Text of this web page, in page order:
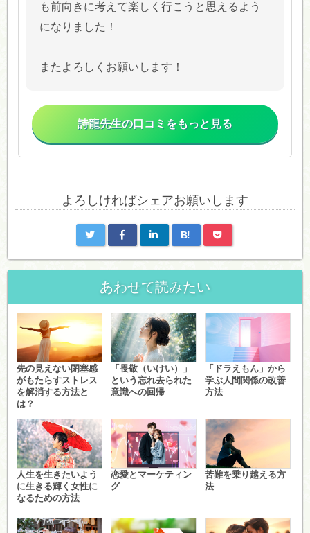
も前向きに考えて楽しく行こうと思えるよう
になりました！
またよろしくお願いします！
詩龍先生の口コミをもっと見る
よろしければシェアお願いします
B!
あわせて読みたい
先の見えない閉塞感
がもたらすストレス
を解消する方法と
は？
「畏敬（いけい）」
という忘れ去られた
意識への回帰
「ドラえもん」から
学ぶ人間関係の改善
方法
人生を生きたいよう
に生きる輝く女性に
なるための方法
恋愛とマーケティン
グ
苦難を乗り越える方
法